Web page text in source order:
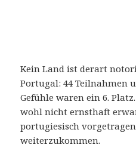
Kein Land ist derart
Portugal: 44 Teilnahmen
Gefühle waren ein 6.
wohl nicht ernsthaft
portugiesisch
weiterzukommen.